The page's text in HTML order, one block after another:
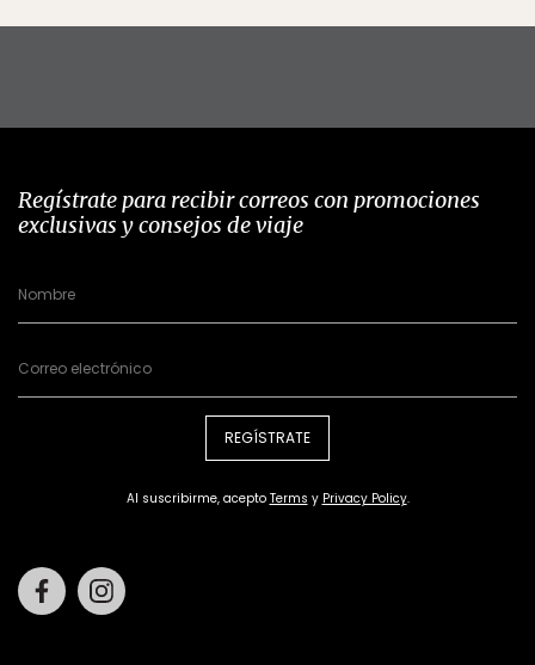
Regístrate para recibir correos con promociones
exclusivas y consejos de viaje
REGÍSTRATE
Al suscribirme, acepto Terms y Privacy Policy.
Facebook